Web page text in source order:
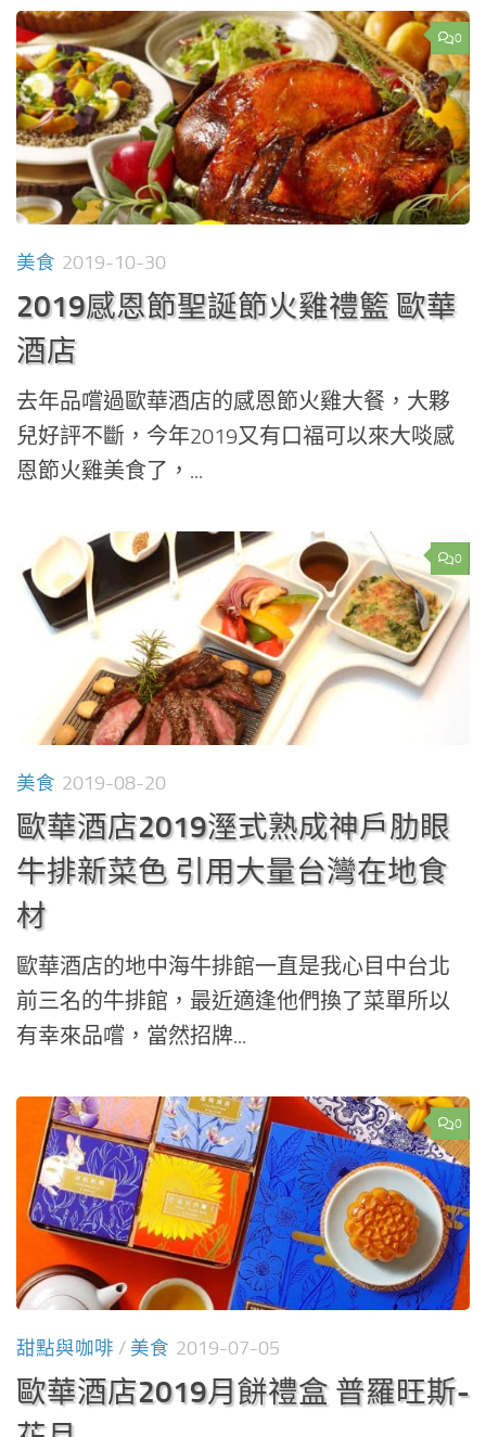
0
美食 2019-10-30
2019感恩節聖誕節火雞禮籃 歐華
酒店
去年品嚐過歐華酒店的感恩節火雞大餐，大夥
兒好評不斷，今年2019又有口福可以來大啖感
恩節火雞美食了，...
0
美食 2019-08-20
歐華酒店2019溼式熟成神戶肋眼
牛排新菜色 引用大量台灣在地食
材
歐華酒店的地中海牛排館一直是我心目中台北
前三名的牛排館，最近適逢他們換了菜單所以
有幸來品嚐，當然招牌...
0
甜點與咖啡 / 美食 2019-07-05
歐華酒店2019月餅禮盒 普羅旺斯-